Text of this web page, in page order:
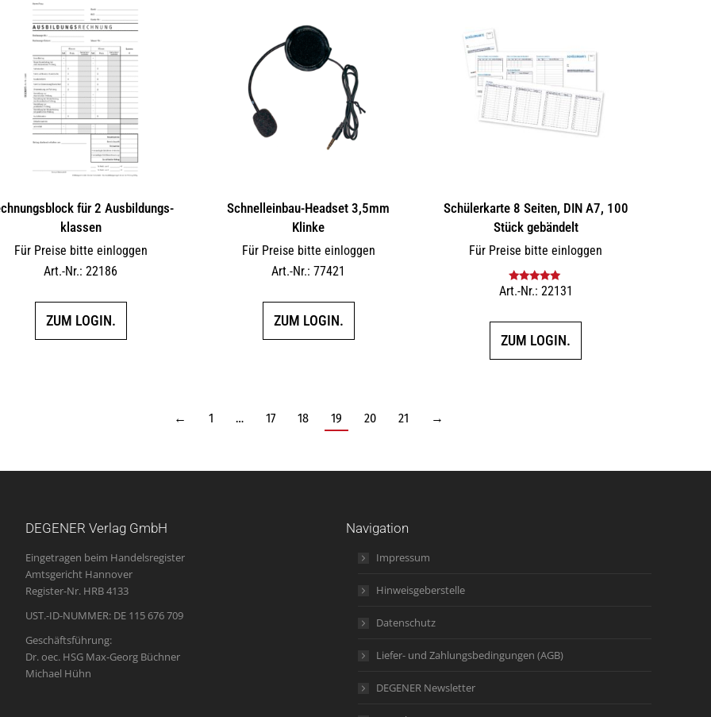
für 2 Ausbil­dungs­
klassen
Für Preise bitte einloggen
Art.-Nr.: 22186
ZUM LOGIN.
Schnelleinbau-Headset 3,5mm
Klinke
Für Preise bitte einloggen
Art.-Nr.: 77421
ZUM LOGIN.
Schülerkarte 8 Seiten, DIN A7, 100
Stück gebändelt
Für Preise bitte einloggen
Bewertet mit
Art.-Nr.: 22131
ZUM LOGIN.
← 1 … 17 18 19 20 21 →
DEGENER Verlag GmbH
Eingetragen beim Handelsregister
Amtsgericht Hannover
Register-Nr. HRB 4133
UST.-ID-NUMMER: DE 115 676 709
Geschäftsführung:
Dr. oec. HSG Max-Georg Büchner
Michael Hühn
Navigation
Impressum
Hinweisgeberstelle
Datenschutz
Liefer- und Zahlungsbedingungen (AGB)
DEGENER Newsletter